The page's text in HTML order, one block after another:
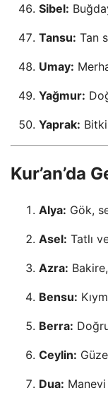
Sibel:
Tansu: Tan
Umay:
Yağmur:
Yaprak:
Kur’an’da
Alya: Gök,
Asel: Tatlı
Azra:
Bensu:
Berra:
Ceylin:
Dua: